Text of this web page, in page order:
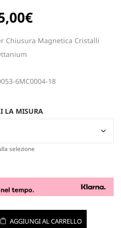
€
Chiusura Magnetica Cristalli
6MC0004-18
LA MISURA
selezione
AGGIUNGI AL CARRELLO